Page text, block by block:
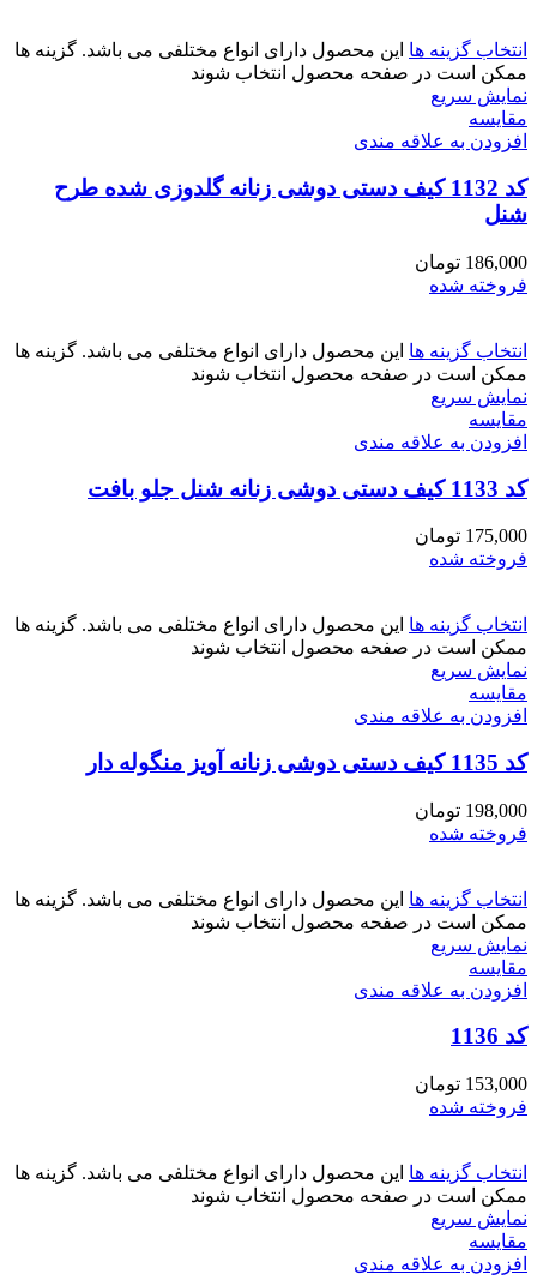
انتخاب گزینه ها این محصول دارای انواع مختلفی می باشد. گزینه ها
ممکن است در صفحه محصول انتخاب شوند
نمایش سریع
مقايسه
افزودن به علاقه مندی
کد 1132 کیف دستی دوشی زنانه گلدوزی شده طرح
شنل
186,000 تومان
فروخته شده
انتخاب گزینه ها این محصول دارای انواع مختلفی می باشد. گزینه ها
ممکن است در صفحه محصول انتخاب شوند
نمایش سریع
مقايسه
افزودن به علاقه مندی
کد 1133 کیف دستی دوشی زنانه شنل جلو بافت
175,000 تومان
فروخته شده
انتخاب گزینه ها این محصول دارای انواع مختلفی می باشد. گزینه ها
ممکن است در صفحه محصول انتخاب شوند
نمایش سریع
مقايسه
افزودن به علاقه مندی
کد 1135 کیف دستی دوشی زنانه آویز منگوله دار
198,000 تومان
فروخته شده
انتخاب گزینه ها این محصول دارای انواع مختلفی می باشد. گزینه ها
ممکن است در صفحه محصول انتخاب شوند
نمایش سریع
مقايسه
افزودن به علاقه مندی
کد 1136
153,000 تومان
فروخته شده
انتخاب گزینه ها این محصول دارای انواع مختلفی می باشد. گزینه ها
ممکن است در صفحه محصول انتخاب شوند
نمایش سریع
مقايسه
افزودن به علاقه مندی